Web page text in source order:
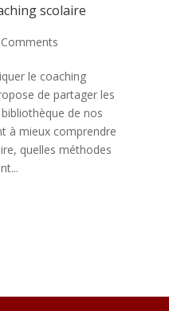
scolaire
le coaching
de partager les
de nos
à mieux comprendre
quelles méthodes